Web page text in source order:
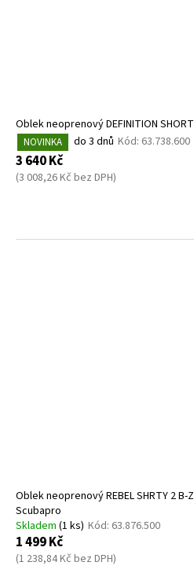
Oblek neoprenový DEFINITION
NOVINKA do 3 dnů Kód: 63.738.600
3 640 Kč
(3 008,26 Kč bez DPH)
Oblek neoprenový REBEL SHRTY 2 B-
Scubapro
Skladem (1 ks) Kód: 63.876.500
1 499 Kč
(1 238,84 Kč bez DPH)